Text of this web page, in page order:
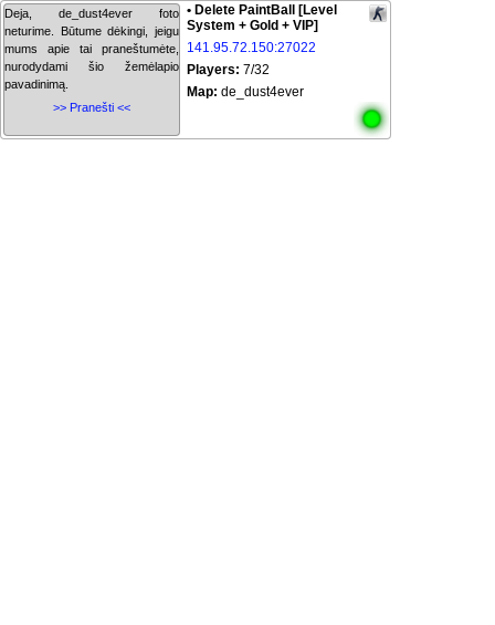
Deja, de_dust4ever foto
neturime. Būtume dėkingi, jeigu
mums apie tai praneštumėte,
nurodydami šio žemėlapio
pavadinimą.
>> Pranešti <<
• Delete PaintBall [Level
System + Gold + VIP]
141.95.72.150:27022
Players: 7/32
Map: de_dust4ever